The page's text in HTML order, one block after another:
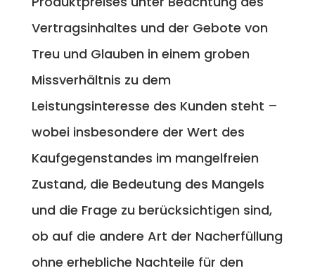
Vertragsinhaltes und der Gebote von
Treu und Glauben in einem groben
Missverhältnis zu dem
Leistungsinteresse des Kunden steht –
wobei insbesondere der Wert des
Kaufgegenstandes im mangelfreien
Zustand, die Bedeutung des Mangels
und die Frage zu berücksichtigen sind,
ob auf die andere Art der Nacherfüllung
ohne erhebliche Nachteile für den